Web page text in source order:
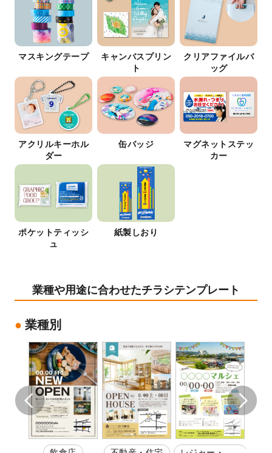
マスキングテープ
キャンバスプリン
ト
クリアファイルバ
ッグ
アクリルキーホル
ダー
缶バッジ
マグネットステッ
カー
ポケットティッシ
ュ
紙製しおり
業種や用途に合わせたチラシテンプレート
業種別